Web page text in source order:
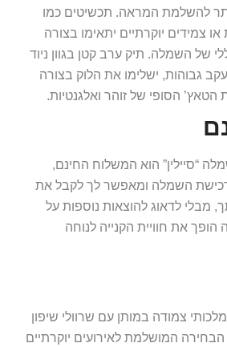
להשלמת המראה. תכשיטים כמו
צמידים יוקרתיים יתאימו בצורה
של השמלה. תיק ערב קטן בגוון ניוד
גבוהות, ישלימו את הלוק בצורה
הטאץ’ הסופי של זוהר ואלגנטיות.
“סיילין” הוא המשלוח החינם,
השמלה ומאפשר לך לקבל את
מבלי לדאוג להוצאות נוספות על
את חוויית הקנייה לנוחה
צמודה במותן עם שרוולי שיפון
הבחירה המושלמת לאירועים יוקרתיים